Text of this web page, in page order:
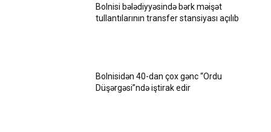
Bolnisi bələdiyyəsində bərk məişət
tullantılarının transfer stansiyası açılıb
Bolnisidən 40-dan çox gənc “Ordu
Düşərgəsi”ndə iştirak edir